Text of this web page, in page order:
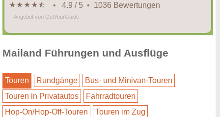
★★★★★
☆ • 4.9 / 5 • 1036 Bewertungen
Angebot von GetYourGuide
Mailand Führungen und Ausflüge
Touren Rundgänge
Bus- und Minivan-Touren
Touren in Privatautos
Fahrradtouren
Hop-On/Hop-Off-Touren
Touren im Zug